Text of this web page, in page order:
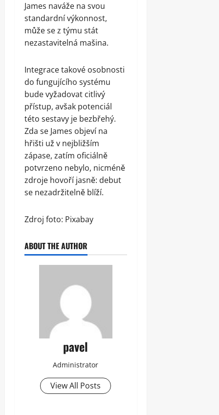
James naváže na svou
standardní výkonnost,
může se z týmu stát
nezastavitelná mašina.
Integrace takové osobnosti
do fungujícího systému
bude vyžadovat citlivý
přístup, avšak potenciál
této sestavy je bezbřehý.
Zda se James objeví na
hřišti už v nejbližším
zápase, zatím oficiálně
potvrzeno nebylo, nicméně
zdroje hovoří jasně: debut
se nezadržitelně blíží.
Zdroj foto: Pixabay
ABOUT THE AUTHOR
pavel
Administrator
View All Posts